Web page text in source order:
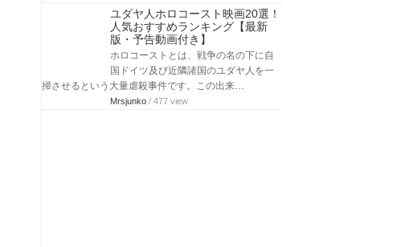
ユダヤ人ホロコースト映画20選！
人気おすすめランキング【最新
版・予告動画付き】
ホロコーストとは、戦争の名の下に自
国ドイツ及び近隣諸国のユダヤ人を一
掃させるという大量虐殺事件です。この出来…
Mrsjunko / 477 view